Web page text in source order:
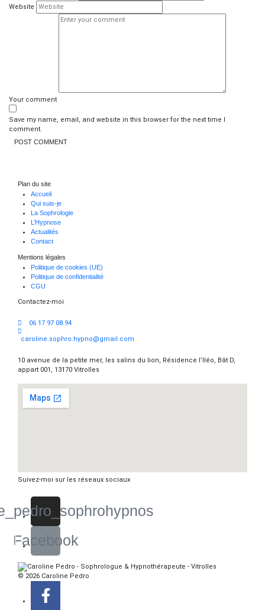
Website
Your comment
Save my name, email, and website in this browser for the next time I
comment.
Plan du site
Accueil
Qui suis-je
La Sophrologie
L’Hypnose
Actualités
Contact
Mentions légales
Politique de cookies (UE)
Politique de confidentialité
CGU
Contactez-moi
06 17 97 08 94
caroline.sophro.hypno@gmail.com
10 avenue de la petite mer, les salins du lion, Résidence l’Iléo, Bât D,
appart 001, 13170 Vitrolles
Suivez-moi sur les réseaux sociaux
Facebook
© 2026 Caroline Pedro